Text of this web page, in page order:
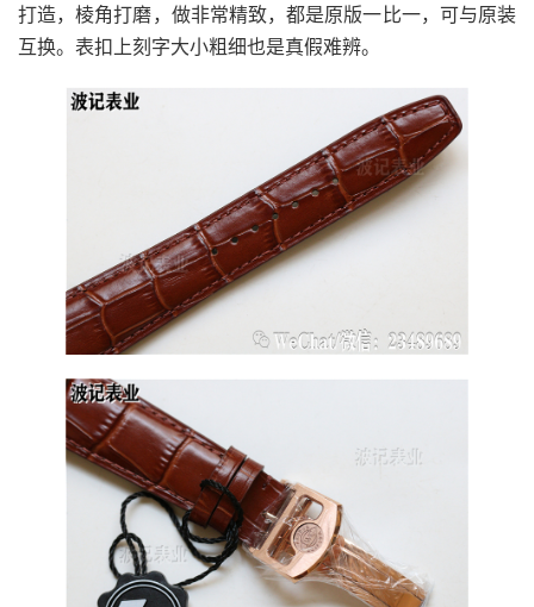
打造，棱角打磨，做非常精致，都是原版一比一，可与原装
互换。表扣上刻字大小粗细也是真假难辨。